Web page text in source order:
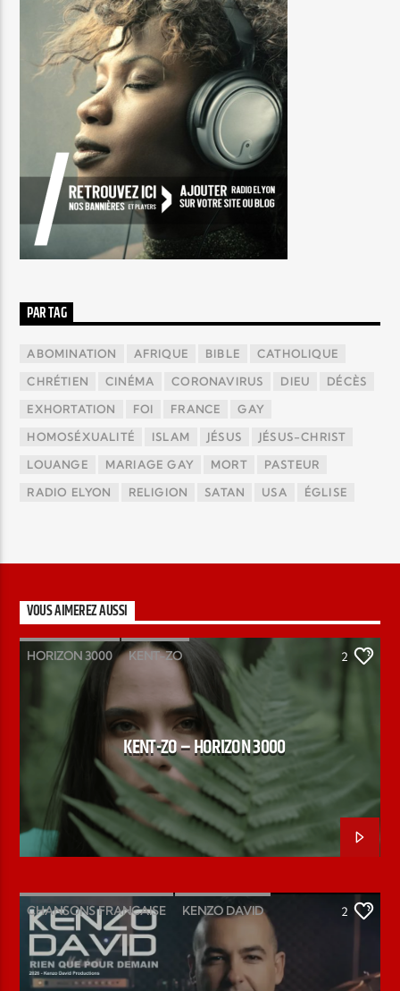
PAR TAG
ABOMINATION AFRIQUE BIBLE CATHOLIQUE
CHRÉTIEN CINÉMA CORONAVIRUS DIEU DÉCÈS
EXHORTATION FOI FRANCE GAY
HOMOSÉXUALITÉ ISLAM JÉSUS JÉSUS-CHRIST
LOUANGE MARIAGE GAY MORT PASTEUR
RADIO ELYON RELIGION SATAN USA ÉGLISE
VOUS AIMEREZ AUSSI
HORIZON 3000 KENT-ZO 2
KENT-ZO – HORIZON 3000
CHANSONS FRANCAISE KENZO DAVID
LA PLANÈTE BLEUE MIA STELLA
MIO AMORE NOUVEL ALBUM PO ROCK
2